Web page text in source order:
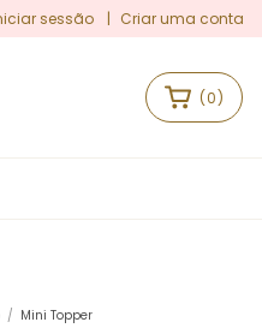
sessão | Criar uma conta
(0)
/ Mini Topper